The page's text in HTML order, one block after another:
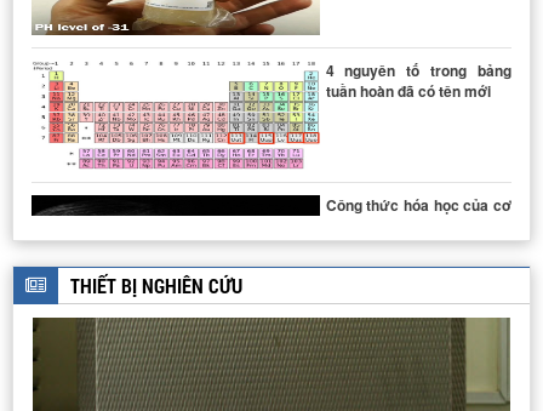
4 nguyên tố trong bảng
tuần hoàn đã có tên mới
Công thức hóa học của cơ
nào?
THIẾT BỊ NGHIÊN CỨU
THIẾT BỊ ĐO NHIỄU XẠ TIA X
HỆ THIẾT BỊ CHƯNG CẤT DẦU THÔ